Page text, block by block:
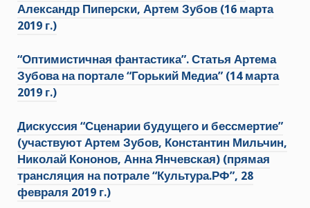
Александр Пиперски, Артем Зубов (16 марта
2019 г.)
“Оптимистичная фантастика”. Статья Артема
Зубова на портале “Горький Медиа” (14 марта
2019 г.)
Дискуссия “Сценарии будущего и бессмертие”
(участвуют Артем Зубов, Константин Мильчин,
Николай Кононов, Анна Янчевская) (прямая
трансляция на потрале “Культура.РФ”, 28
февраля 2019 г.)